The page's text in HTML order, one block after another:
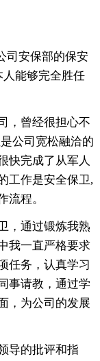
司安保部的保安
能够完全胜任
，曾经很担心不
公司宽松融洽的
快完成了从军人
工作是安全保卫,
流程。
，通过锻炼我熟
我一直严格要求
任务，认真学习
事请教，通过学
，为公司的发展
导的批评和指